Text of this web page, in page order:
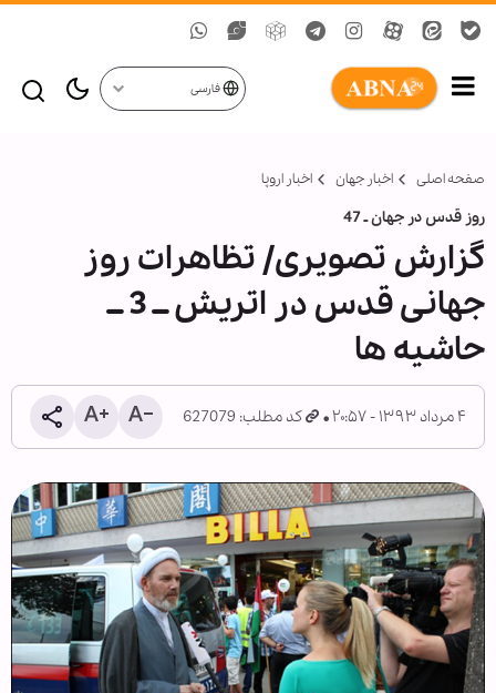
فارسی
صفحه اصلی اخبار جهان اخبار اروپا
روز قدس در جهان ـ 47
گزارش تصویری/ تظاهرات روز
جهانی قدس در اتریش ــ 3 ــ
حاشیه ها
۴ مرداد ۱۳۹۳ - ۲۰:۵۷ کد مطلب: 627079